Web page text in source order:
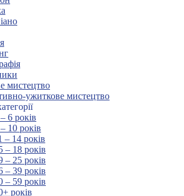
мистецтво
ужиткове мистецтво
6 років
10 років
– 14 років
– 18 років
– 25 років
– 39 років
– 59 років
років